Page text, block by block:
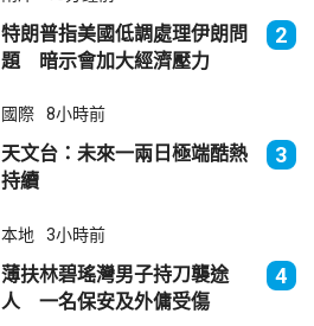
特朗普指美國低調處理伊朗問
題 暗示會加大經濟壓力
2
國際 8小時前
天文台：未來一兩日極端酷熱
持續
3
本地 3小時前
薄扶林碧瑤灣男子持刀襲途
人 一名保安及外傭受傷
4